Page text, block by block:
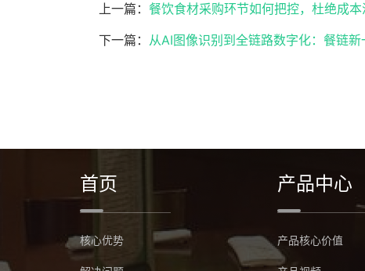
上一篇： 餐饮食材采购环节如何把控，杜绝成本
下一篇： 从AI图像识别到全链路数字化：餐链
首页
核心优势
产品中心
产品核心价值